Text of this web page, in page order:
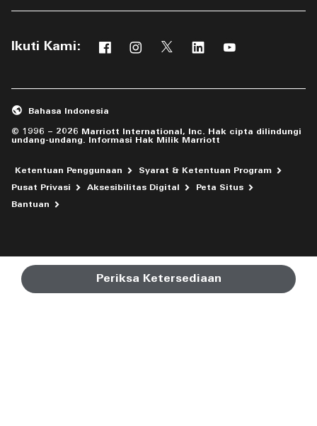
Periksa Ketersediaan
Ikuti Kami:
Facebook
Membuka jendela baru
Instagram
Membuka jendela baru
Twitter
Membuka jendela baru
Linkedin
Membuka jendela
© 1996 – 2026 Marriott International, Inc. Hak cipta dilindungi
undang-undang. Informasi Hak Milik Marriott
Bahasa Indonesia
Ketentuan Penggunaan
Syarat & Ketentuan Program
Pusat Privasi
Aksesibilitas Digital
Peta Situs
Bantuan